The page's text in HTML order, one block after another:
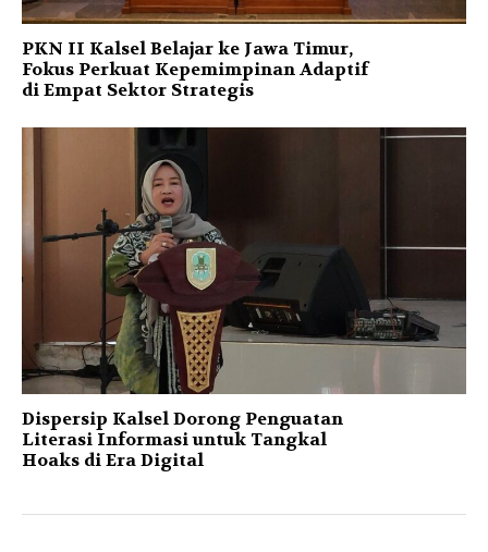
PKN II Kalsel Belajar ke Jawa Timur,
Fokus Perkuat Kepemimpinan Adaptif
di Empat Sektor Strategis
Dispersip Kalsel Dorong Penguatan
Literasi Informasi untuk Tangkal
Hoaks di Era Digital